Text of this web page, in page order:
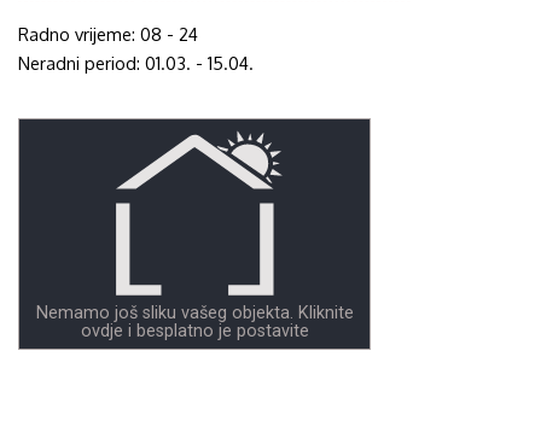
Radno vrijeme: 08 - 24
Neradni period: 01.03. - 15.04.
Nemamo još sliku vašeg objekta. Kliknite
ovdje i besplatno je postavite